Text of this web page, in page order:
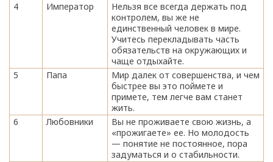
4
Император
Нельзя все всегда держать под
контролем, вы же не
единственный человек в мире.
Учитесь перекладывать часть
обязательств на окружающих и
чаще отдыхайте.
5
Папа
Мир далек от совершенства, и чем
быстрее вы это поймете и
примете, тем легче вам станет
жить.
6
Любовники
Вы не проживаете свою жизнь, а
«прожигаете» ее. Но молодость
— понятие не постоянное, пора
задуматься и о стабильности.